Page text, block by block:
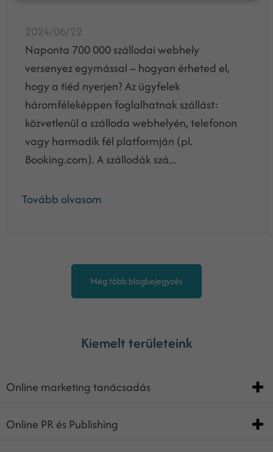
2024/06/22
Naponta 700 000 szállodai webhely
versenyez egymással – hogyan érheted el,
hogy a tiéd nyerjen? Az ügyfelek
háromféleképpen foglalhatnak szállást:
közvetlenül a szálloda webhelyén, telefonon
vagy harmadik fél platformján (pl.
Booking.com). A szállodák szá...
Tovább olvasom
Még több blogbejegyzés
Kiemelt területeink
Online marketing tanácsadás
Online PR és Publishing